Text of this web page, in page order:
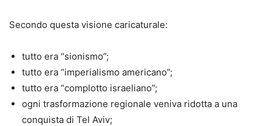
Secondo questa visione caricaturale:
tutto era “sionismo”;
tutto era “imperialismo americano”;
tutto era “complotto israeliano”;
ogni trasformazione regionale veniva ridotta a una
conquista di Tel Aviv;